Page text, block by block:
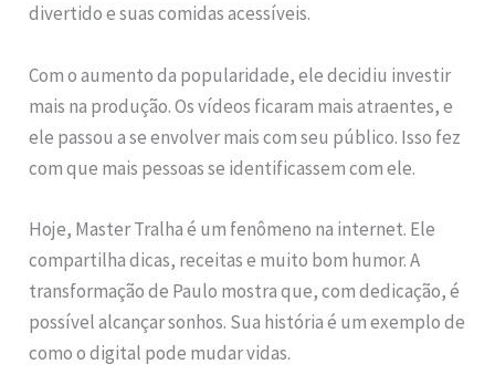
divertido e suas comidas acessíveis.
Com o aumento da popularidade, ele decidiu investir
mais na produção. Os vídeos ficaram mais atraentes, e
ele passou a se envolver mais com seu público. Isso fez
com que mais pessoas se identificassem com ele.
Hoje, Master Tralha é um fenômeno na internet. Ele
compartilha dicas, receitas e muito bom humor. A
transformação de Paulo mostra que, com dedicação, é
possível alcançar sonhos. Sua história é um exemplo de
como o digital pode mudar vidas.